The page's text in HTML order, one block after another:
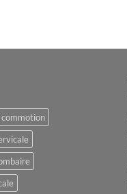
commotion